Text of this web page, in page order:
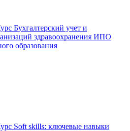
Бухгалтерский учет и
здравоохранения ИПО
образования
Soft skills: ключевые навыки